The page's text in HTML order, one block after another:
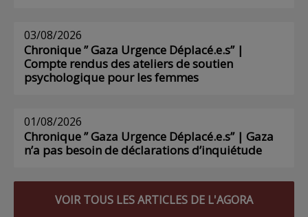
03/08/2026
Chronique ” Gaza Urgence Déplacé.e.s” |
Compte rendus des ateliers de soutien
psychologique pour les femmes
01/08/2026
Chronique ” Gaza Urgence Déplacé.e.s” | Gaza
n’a pas besoin de déclarations d’inquiétude
VOIR TOUS LES ARTICLES DE L'AGORA